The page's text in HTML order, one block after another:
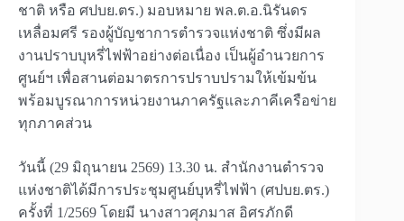
ชาติ หรือ ศปบย.ตร.) มอบหมาย พล.ต.อ.นิรันดร
เหลื่อมศรี รองผู้บัญชาการตำรวจแห่งชาติ ซึ่งมีผล
งานปราบบุหรี่ไฟฟ้าอย่างต่อเนื่อง เป็นผู้อำนวยการ
ศูนย์ฯ เพื่อสานต่อมาตรการปราบปรามให้เข้มข้น
พร้อมบูรณาการหน่วยงานภาครัฐและภาคีเครือข่าย
ทุกภาคส่วน
วันนี้ (29 มิถุนายน 2569) 13.30 น. สำนักงานตำรวจ
แห่งชาติได้มีการประชุมศูนย์บุหรี่ไฟฟ้า (ศปบย.ตร.)
ครั้งที่ 1/2569 โดยมี นางสาวศุภมาส อิศรภักดี